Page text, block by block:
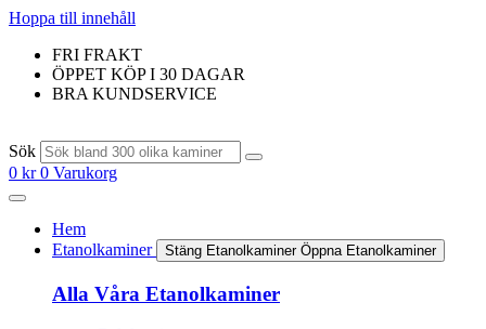
Hoppa till innehåll
FRI FRAKT
ÖPPET KÖP I 30 DAGAR
BRA KUNDSERVICE
Sök
0 kr 0 Varukorg
Hem
Etanolkaminer
Stäng Etanolkaminer Öppna Etanolkaminer
Alla Våra Etanolkaminer